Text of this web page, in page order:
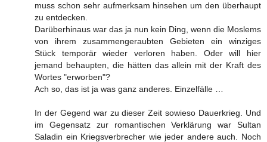
muss schon sehr aufmerksam hinsehen um den überhaupt
zu entdecken.
Darüberhinaus war das ja nun kein Ding, wenn die Moslems
von ihrem zusammengeraubten Gebieten ein winziges
Stück temporär wieder verloren haben. Oder will hier
jemand behaupten, die hätten das allein mit der Kraft des
Wortes "erworben"?
Ach so, das ist ja was ganz anderes. Einzelfälle …
In der Gegend war zu dieser Zeit sowieso Dauerkrieg. Und
im Gegensatz zur romantischen Verklärung war Sultan
Saladin ein Kriegsverbrecher wie jeder andere auch. Noch